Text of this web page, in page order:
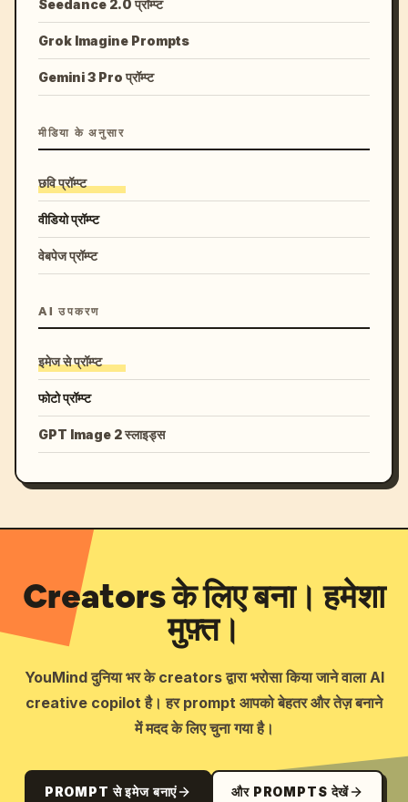
Seedance 2.0 प्रॉम्प्ट
Grok Imagine Prompts
Gemini 3 Pro प्रॉम्प्ट
मीडिया के अनुसार
छवि प्रॉम्प्ट
वीडियो प्रॉम्प्ट
वेबपेज प्रॉम्प्ट
AI उपकरण
इमेज से प्रॉम्प्ट
फोटो प्रॉम्प्ट
GPT Image 2 स्लाइड्स
Creators के लिए बना। हमेशा
मुफ़्त।
YouMind दुनिया भर के creators द्वारा भरोसा किया जाने वाला AI
creative copilot है। हर prompt आपको बेहतर और तेज़ बनाने
में मदद के लिए चुना गया है।
PROMPT से इमेज बनाएं और PROMPTS देखें